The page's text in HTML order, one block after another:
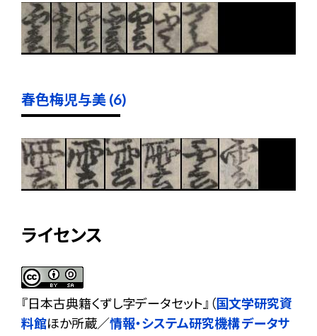
春色梅児与美 (6)
ライセンス
『日本古典籍くずし字データセット 』（国文学研究資
料館ほか所蔵／情報・システム研究機構 データサ